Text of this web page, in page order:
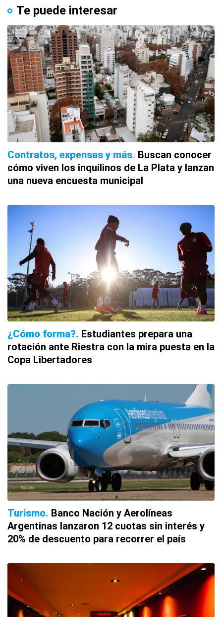
Te puede interesar
Contratos, expensas y más Buscan conocer
cómo viven los inquilinos de La Plata y lanzan
una nueva encuesta municipal
¿Cómo forma? Estudiantes prepara una
rotación ante Riestra con la mira puesta en la
Copa Libertadores
Turismo Banco Nación y Aerolíneas
Argentinas lanzaron 12 cuotas sin interés y
20% de descuento para recorrer el país